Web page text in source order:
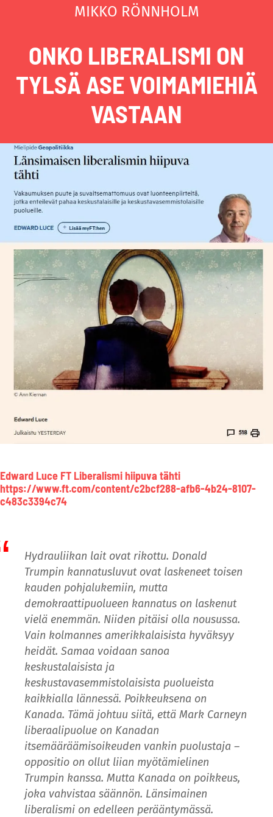
MIKKO RÖNNHOLM
ONKO LIBERALISMI ON
TYLSÄ ASE VOIMAMIEHIÄ
VASTAAN
Edward Luce FT Liberalismi hiipuva tähti
https://www.ft.com/content/c2bcf288-afb6-4b24-8107-
c483c3394c74
Hydrauliikan lait ovat rikottu. Donald
Trumpin kannatusluvut ovat laskeneet toisen
kauden pohjalukemiin, mutta
demokraattipuolueen kannatus on laskenut
vielä enemmän. Niiden pitäisi olla nousussa.
Vain kolmannes amerikkalaisista hyväksyy
heidät. Samaa voidaan sanoa
keskustalaisista ja
keskustavasemmistolaisista puolueista
kaikkialla lännessä. Poikkeuksena on
Kanada. Tämä johtuu siitä, että Mark Carneyn
liberaalipuolue on Kanadan
itsemääräämisoikeuden vankin puolustaja –
oppositio on ollut liian myötämielinen
Trumpin kanssa. Mutta Kanada on poikkeus,
joka vahvistaa säännön. Länsimainen
liberalismi on edelleen perääntymässä.